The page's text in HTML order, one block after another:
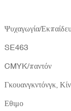
Ψυχαγωγία/
SE463
CMYK/παντόν
Γκουανγκντόνγκ,
Εθιμο